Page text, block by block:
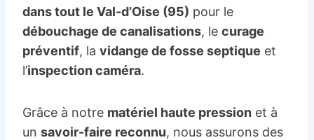
dans tout le Val-d’Oise (95) pour le
débouchage de canalisations, le curage
préventif, la vidange de fosse septique et
l’inspection caméra.
Grâce à notre matériel haute pression et à
un savoir-faire reconnu, nous assurons des